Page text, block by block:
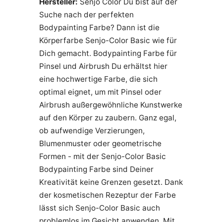
Suche nach der perfekten
Bodypainting Farbe? Dann ist die
Körperfarbe Senjo-Color Basic wie für
Dich gemacht. Bodypainting Farbe für
Pinsel und Airbrush Du erhältst hier
eine hochwertige Farbe, die sich
optimal eignet, um mit Pinsel oder
Airbrush außergewöhnliche Kunstwerke
auf den Körper zu zaubern. Ganz egal,
ob aufwendige Verzierungen,
Blumenmuster oder geometrische
Formen - mit der Senjo-Color Basic
Bodypainting Farbe sind Deiner
Kreativität keine Grenzen gesetzt. Dank
der kosmetischen Rezeptur der Farbe
lässt sich Senjo-Color Basic auch